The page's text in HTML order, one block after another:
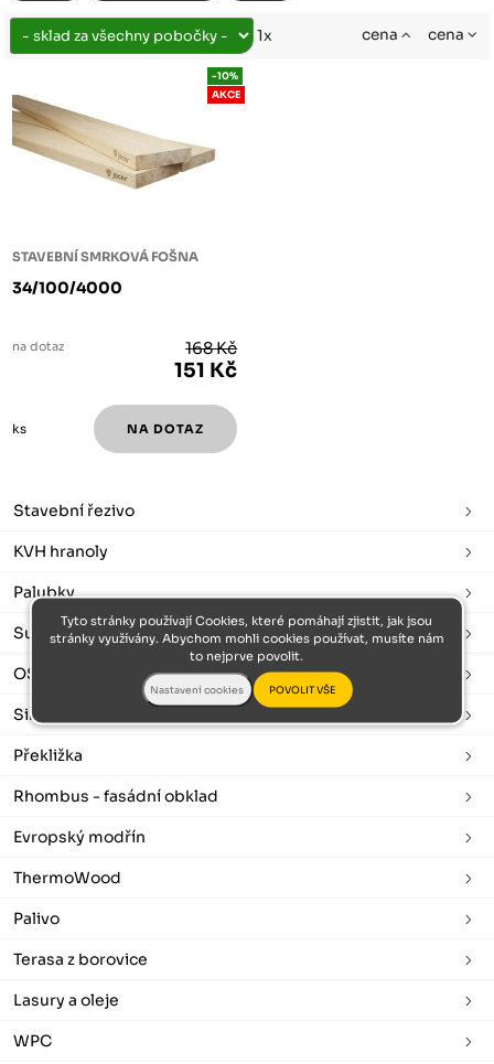
1x cena cena
STAVEBNÍ SMRKOVÁ FOŠNA
34/100/4000
-10%
AKCE
na dotaz 168 Kč
151 Kč
ks
Stavební řezivo
KVH hranoly
Palubky
Sušené a hoblované
OSB desky
Sibiřský modřín
Překližka
Rhombus - fasádní obklad
Evropský modřín
ThermoWood
Palivo
Terasa z borovice
Lasury a oleje
WPC
Tyto stránky používají Cookies, které pomáhají zjistit, jak jsou
stránky využívány. Abychom mohli cookies používat, musíte nám
to nejprve povolit.